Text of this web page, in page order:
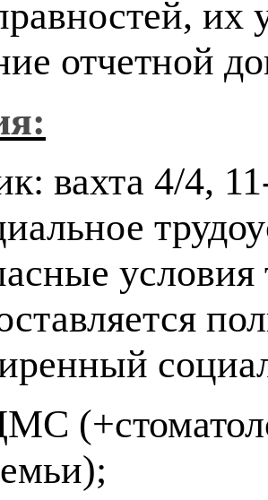
их
отчетной
вахта 4/4,
условия